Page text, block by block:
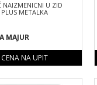
NAIZMENICNI U ZID
PLUS METALKA
MAJUR
CENA NA UPIT